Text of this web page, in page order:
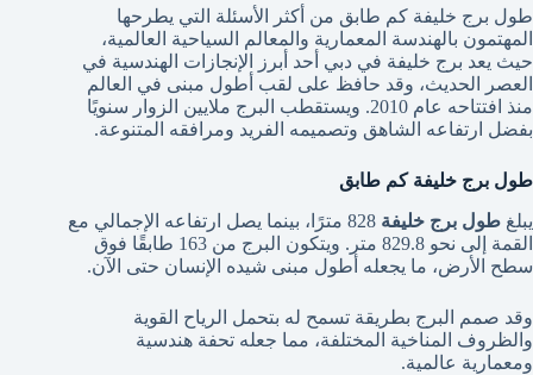
طول برج خليفة كم طابق من أكثر الأسئلة التي يطرحها
المهتمون بالهندسة المعمارية والمعالم السياحية العالمية،
حيث يعد برج خليفة في دبي أحد أبرز الإنجازات الهندسية في
العصر الحديث، وقد حافظ على لقب أطول مبنى في العالم
منذ افتتاحه عام 2010. ويستقطب البرج ملايين الزوار سنويًا
بفضل ارتفاعه الشاهق وتصميمه الفريد ومرافقه المتنوعة.
طول برج خليفة كم طابق
يبلغ طول برج خليفة
828 مترًا، بينما يصل ارتفاعه الإجمالي مع
القمة إلى نحو 829.8 متر. ويتكون البرج من 163 طابقًا فوق
سطح الأرض، ما يجعله أطول مبنى شيده الإنسان حتى الآن.
وقد صمم البرج بطريقة تسمح له بتحمل الرياح القوية
والظروف المناخية المختلفة، مما جعله تحفة هندسية
ومعمارية عالمية.